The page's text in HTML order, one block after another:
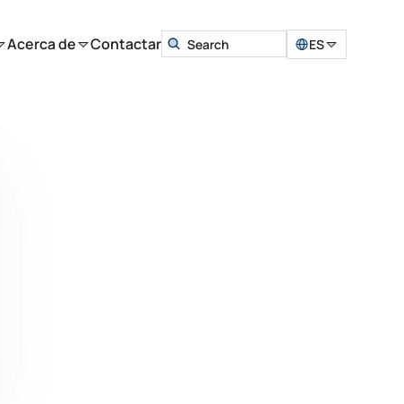
Acerca de Contactar ES